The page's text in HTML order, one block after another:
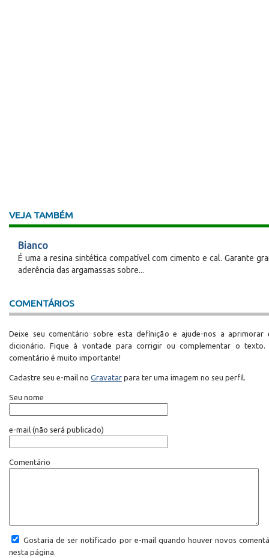
VEJA TAMBÉM
Bianco
É uma a resina sintética compatível com cimento e cal. Garante
aderência das argamassas sobre...
COMENTÁRIOS
Deixe seu comentário sobre esta definição e ajude-nos a aprimorar
dicionário. Fique à vontade para corrigir ou complementar o texto.
comentário é muito importante!
Cadastre seu e-mail no Gravatar para ter uma imagem no seu perfil.
Seu nome
e-mail (não será publicado)
Comentário
Gostaria de ser notificado por e-mail quando houver novos
nesta página.